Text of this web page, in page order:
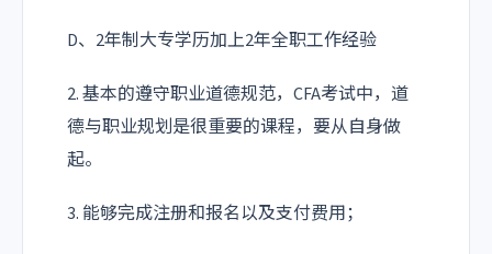
D、2年制大专学历加上2年全职工作经验
2. 基本的遵守职业道德规范，CFA考试中，道
德与职业规划是很重要的课程，要从自身做
起。
3. 能够完成注册和报名以及支付费用；